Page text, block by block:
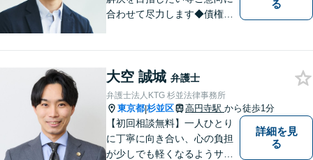
合わせて尽力します◆債権回
電気工事等】【請負代金、売
掛代金】今すぐにお電話くだ
さい。
る
大空 誠城 弁護士
弁護士法人KTG 杉並法律事務所
東京都|杉並区 高円寺駅 から徒歩1分
【初回相談無料】一人ひとり
に丁寧に向き合い、心の負担
が少しでも軽くなるようサポ
詳細を見
る